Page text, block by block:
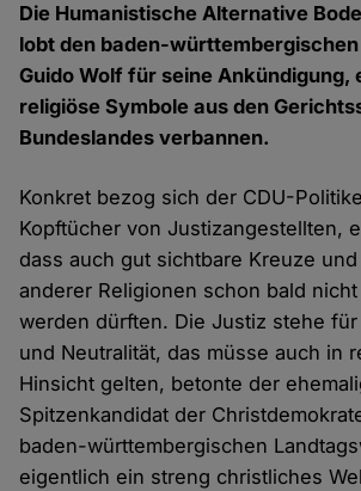
Die Humanistische Alternative
lobt den baden-
Guido Wolf für seine Ankündigung,
religiöse Symbole aus den
Bundeslandes verbannen.
Konkret bezog sich der CDU-
Kopftücher von Justizangestellten,
dass auch gut sichtbare Kreuze
anderer Religionen schon bald
werden dürften. Die Justiz stehe
und Neutralität, das müsse auch in
Hinsicht gelten, betonte der
Spitzenkandidat der
baden-württembergischen
eigentlich ein streng christliches